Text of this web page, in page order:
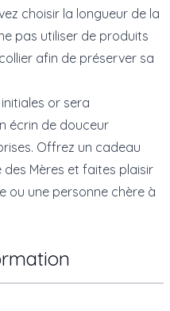
choisir la longueur de la
pas utiliser de produits
afin de préserver sa
or sera
écrin de douceur
Offrez un cadeau
Mères et faites plaisir
ou une personne chère à